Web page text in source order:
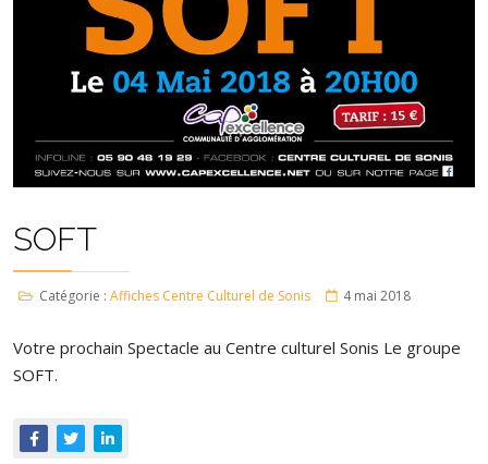
SOFT
Catégorie : Affiches Centre Culturel de Sonis 4 mai 2018
Votre prochain Spectacle au Centre culturel Sonis Le groupe
SOFT.